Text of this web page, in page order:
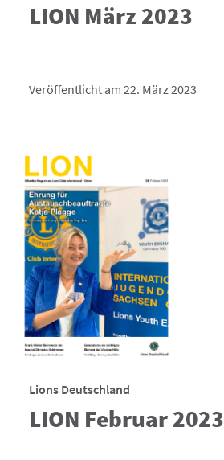
LION März 2023
Veröffentlicht am 22. März 2023
Lions Deutschland
LION Februar 2023